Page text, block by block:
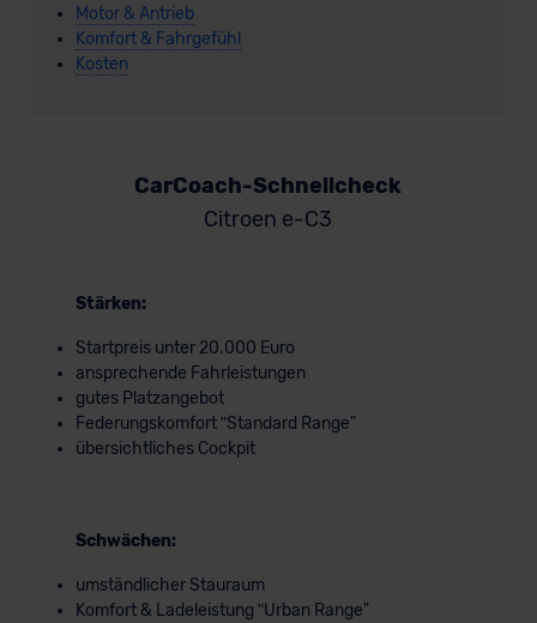
Motor & Antrieb
Komfort & Fahrgefühl
Kosten
CarCoach-Schnellcheck
Citroen e-C3
Stärken:
Startpreis unter 20.000 Euro
ansprechende Fahrleistungen
gutes Platzangebot
Federungskomfort ʺStandard Range"
übersichtliches Cockpit
Schwächen:
umständlicher Stauraum
Komfort & Ladeleistung ʺUrban Range"